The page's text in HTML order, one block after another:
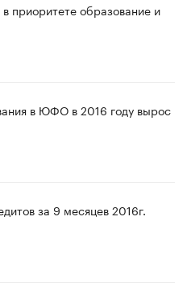
приоритете образование и
в ЮФО в 2016 году вырос
за 9 месяцев 2016г.